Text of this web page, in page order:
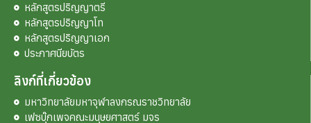
หลักสูตรปริญญาตรี
หลักสูตรปริญญาโท
หลักสูตรปริญญาเอก
ประกาศนียบัตร
ลิงก์ที่เกี่ยวข้อง
มหาวิทยาลัยมหาจุฬาลงกรณราชวิทยาลัย
เฟซบุ๊กเพจคณะมนุษยศาสตร์ มจร